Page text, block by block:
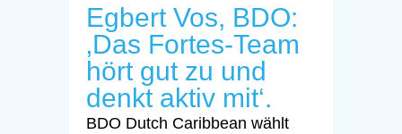
Egbert Vos, BDO:
‚Das Fortes-Team
hört gut zu und
denkt aktiv mit‘.
BDO Dutch Caribbean wählt